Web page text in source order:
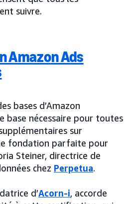
suivre.
Ads
bases d’Amazon
base nécessaire pour toutes
sur
fondation parfaite pour
Steiner, directrice de
chez Perpetua.
d’Acorn-i, accorde